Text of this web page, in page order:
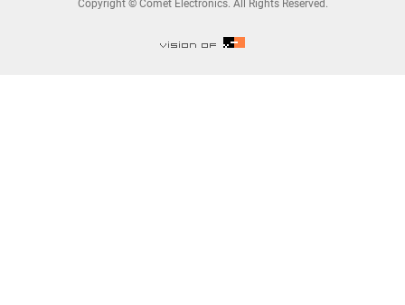
Copyright © Comet Electronics. All Rights Reserved.